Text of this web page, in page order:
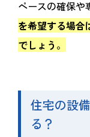
ペースの確保や
を希望する場合
でしょう。
住宅の設
る？